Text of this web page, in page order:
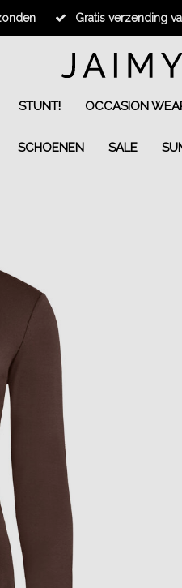
Gratis verzending
STUNT! OCCASION
SCHOENEN SALE